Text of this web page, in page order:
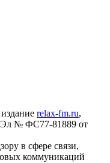
relax-fm.ru,
№ ФС77-81889 от
в сфере связи,
коммуникаций